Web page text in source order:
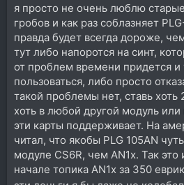
два таких дсп потому и 10
соответственно 1 дсп и потму 5
я просто не очень люблю
гробов и как раз соблазняет
правда будет всегда дороже,
тут либо напоротся на синт,
от проблем времени придется и
пользоваться, либо просто
такой проблемы нет, ставь хоть
хоть в любой другой модуль
эти карты поддерживает. На
читал, что якобы PLG 105AN
модуле CS6R, чем AN1x. Так
начале топика AN1x за 350